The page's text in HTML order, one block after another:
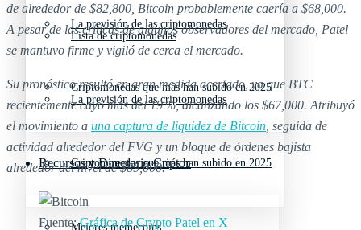
La previsión de las criptomonedas
Criptomonedas que más han subido en 2025
Recursos y Directorio Cripto
Mejores memecoins
Lista de criptomonedas
La previsión de las criptomonedas
Criptomonedas que más han subido en 2025
de alrededor de $82,800, Bitcoin probablemente caería a $68,000.
A pesar de las críticas de algunos observadores del mercado, Patel
se mantuvo firme y vigiló de cerca el mercado.
Su pronóstico resultó en gran medida acertado, ya que BTC
recientemente cayó más del 19 %, alcanzando los $67,000. Atribuyó
el movimiento a una captura de liquidez de Bitcoin , seguida de
actividad alrededor del FVG y un bloque de órdenes bajista
alrededor del nivel de $89,000.
Fuente:Gráfica de Crypto Patel en X